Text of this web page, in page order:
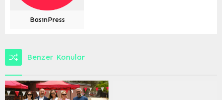
BasınPress
Benzer Konular